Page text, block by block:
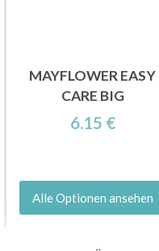
MAYFLOWER EASY
CARE BIG
6.15 €
Alle Optionen ansehen